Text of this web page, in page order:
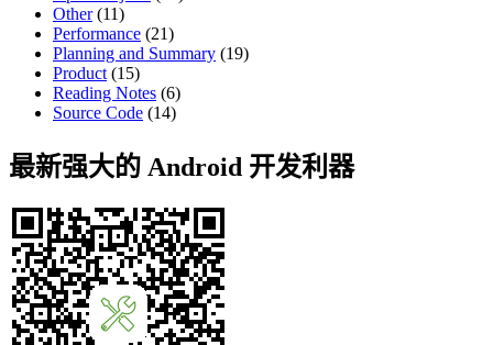
Other(11)
Performance (21)
Planning and Summary (19)
Product (15)
Reading Notes (6)
Source Code (14)
最新强大的 Android 开发利器